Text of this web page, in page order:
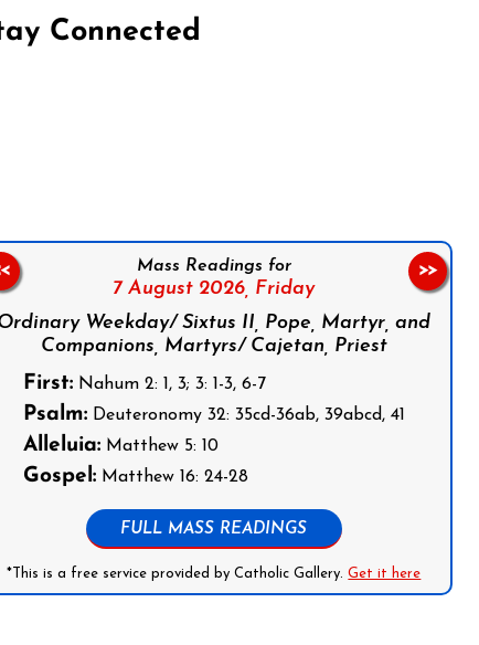
Connected
Mass Readings for
7 August 2026, Friday
Weekday/ Sixtus II, Pope, Martyr, and
Companions, Martyrs/ Cajetan, Priest
First:Nahum 2: 1, 3; 3: 1-3, 6-7
Psalm:Deuteronomy 32: 35cd-36ab, 39abcd, 41
Alleluia:Matthew 5: 10
Gospel:Matthew 16: 24-28
FULL MASS READINGS
*This is a free service provided by Catholic Gallery.Get it here
>>